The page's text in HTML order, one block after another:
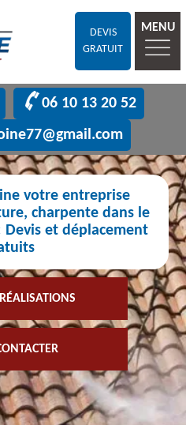
DEVIS
GRATUIT
MENU
06 10 13 20 52
votre entreprise
charpente dans le
Devis et déplacement